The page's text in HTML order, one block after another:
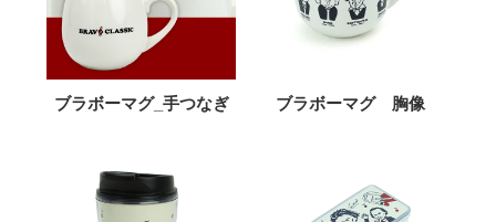
ブラボーマグ_手つなぎ ブラボーマグ 胸像